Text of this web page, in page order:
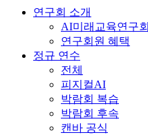
연구회 소개
AI미래교육연구
연구회원 혜택
정규 연수
전체
피지컬AI
박람회 복습
박람회 후속
캔바 공식